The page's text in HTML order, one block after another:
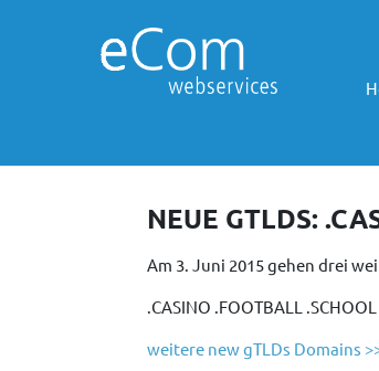
NEUE GTLDS:
Am 3. Juni 2015 gehen drei
.CASINO .FOOTBALL .SCHOOL
weitere new gTLDs Domains